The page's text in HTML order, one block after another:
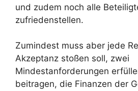
und zudem noch alle
zufriedenstellen.
Zumindest muss aber jede
Akzeptanz stoßen soll, zwei
Mindestanforderungen
beitragen, die Finanzen der